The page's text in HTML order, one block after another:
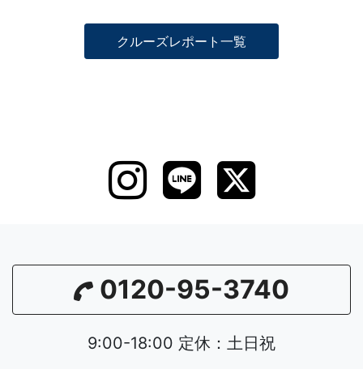
クルーズレポート一覧
0120-95-3740
9:00-18:00 定休：土日祝